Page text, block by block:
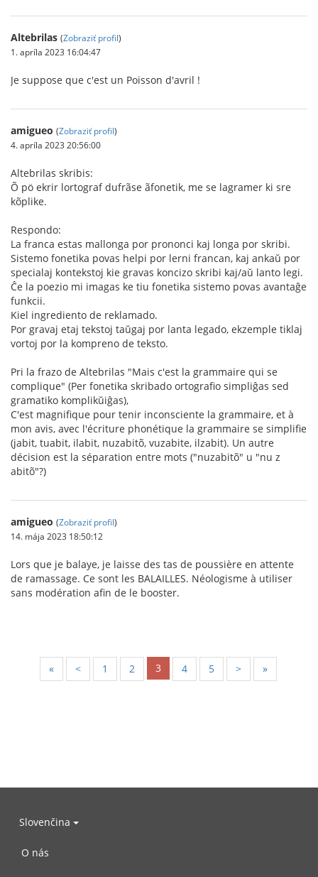
Altebrilas (Zobraziť profil)
1. apríla 2023 16:04:47
Je suppose que c'est un Poisson d'avril !
amigueo (Zobraziť profil)
4. apríla 2023 20:56:00
Altebrilas skribis:
Õ pö ekrir lortograf dufrãse ãfonetik, me se lagramer ki sre
kõplike.
Respondo:
La franca estas mallonga por prononci kaj longa por skribi.
Sistemo fonetika povas helpi por lerni francan, kaj ankaŭ por
specialaj kontekstoj kie gravas koncizo skribi kaj/aŭ lanto legi.
Ĉe la poezio mi imagas ke tiu fonetika sistemo povas avantaĝe
funkcii.
Kiel ingrediento de reklamado.
Por gravaj etaj tekstoj taŭgaj por lanta legado, ekzemple tiklaj
vortoj por la kompreno de teksto.
Pri la frazo de Altebrilas "Mais c'est la grammaire qui se
complique" (Per fonetika skribado ortografio simpliĝas sed
gramatiko komplikŭiĝas),
C'est magnifique pour tenir inconsciente la grammaire, et à
mon avis, avec l'écriture phonétique la grammaire se simplifie
(jabit, tuabit, ilabit, nuzabitõ, vuzabite, ilzabit). Un autre
décision est la séparation entre mots ("nuzabitõ" u "nu z
abitõ"?)
amigueo (Zobraziť profil)
14. mája 2023 18:50:12
Lors que je balaye, je laisse des tas de poussière en attente
de ramassage. Ce sont les BALAILLES. Néologisme à utiliser
sans modération afin de le booster.
« < 1 2 3 4 5 > »
Slovenčina
O nás